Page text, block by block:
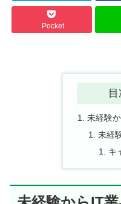
Pocket
目
未経験
未経
キ